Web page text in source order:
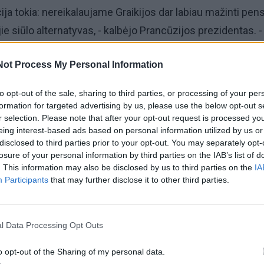
Process My Personal Information
opt-out of the sale, sharing to third parties, or processing of your
for targeted advertising by us, please use the below opt-out
selection. Please note that after your opt-out request is processed
interest-based ads based on personal information utilized by us
to third parties prior to your opt-out. You may separately
of your personal information by third parties on the IAB’s list of
This information may also be disclosed by us to third parties on the
Participants that may further disclose it to other third parties.
Data Processing Opt Outs
opt-out of the Sharing of my personal data.
tokia: nereikalaujame Graikijos dar labiau mažinti
siūlo alternatyvas, - kalbėjo Prancūzijos prezidentas. -
susitarimo, galinčio suteikti Atėnams reikalingą
finansų ministrai susitiks su kolega iš Graikijos
tiesa, šis teigia susitikimo metu naujų siūlymų
nėra tinkamiausia vieta pasiūlymams teikti, jeigu
"Bild".